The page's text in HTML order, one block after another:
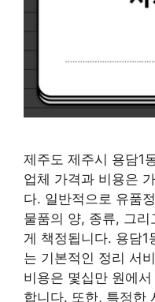
제주도 제주시 용담1
업체 가격과 비용은
다. 일반적으로 유품
물품의 양, 종류, 그
게 책정됩니다. 용담
는 기본적인 정리 서
비용은 몇십만 원에
합니다. 또한, 특정한